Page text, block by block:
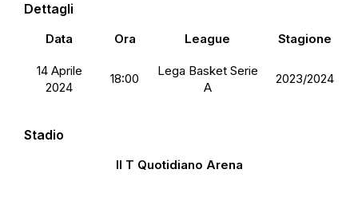
Dettagli
Data Ora League Stagione
14 Aprile
2024
18:00
Lega Basket Serie
A
2023/2024
Stadio
Il T Quotidiano Arena